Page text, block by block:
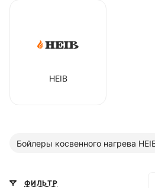
HEIB
Бойлеры косвенного нагрева
ФИЛЬТР